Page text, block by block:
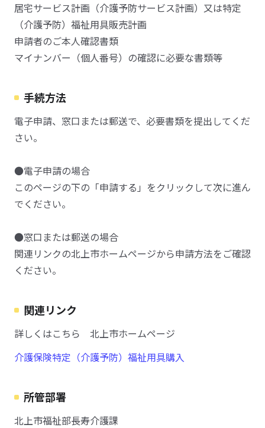
居宅サービス計画（介護予防サービス計画）又は特定
（介護予防）福祉用具販売計画
申請者のご本人確認書類
マイナンバー（個人番号）の確認に必要な書類等
手続方法
電子申請、窓口または郵送で、必要書類を提出してくだ
さい。
●電子申請の場合
このページの下の「申請する」をクリックして次に進ん
でください。
●窓口または郵送の場合
関連リンクの北上市ホームページから申請方法をご確認
ください。
関連リンク
詳しくはこちら 北上市ホームページ
介護保険特定（介護予防）福祉用具購入
所管部署
北上市福祉部長寿介護課